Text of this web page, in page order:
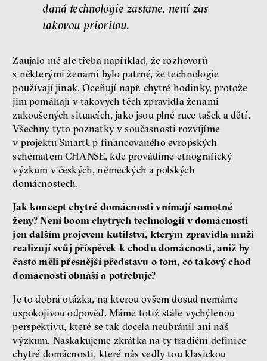
daná technologie zastane, není zas
takovou prioritou.
Zaujalo mě ale třeba například, že rozhovorů
s některými ženami bylo patrné, že technologie
používají jinak. Oceňují např. chytré hodinky, protože
jim pomáhají v takových těch zpravidla ženami
zakoušených situacích, jako jsou plné ruce tašek a dětí.
Všechny tyto poznatky v současnosti rozvíjíme
v projektu SmartUp financovaného evropských
schématem CHANSE, kde provádíme etnografický
výzkum v českých, německých a polských
domácnostech.
Jak koncept chytré domácnosti vnímají samotné
ženy? Není boom chytrých technologií v domácnosti
jen dalším projevem kutilství, kterým zpravidla muži
realizují svůj příspěvek k chodu domácnosti, aniž by
často měli přesnější představu o tom, co takový chod
domácnosti obnáší a potřebuje?
Je to dobrá otázka, na kterou ovšem dosud nemáme
uspokojivou odpověď. Máme totiž stále vychýlenou
perspektivu, které se tak docela neubránil ani náš
výzkum. Naskakujeme zkrátka na ty tradiční definice
chytré domácnosti, které nás vedly tou klasickou